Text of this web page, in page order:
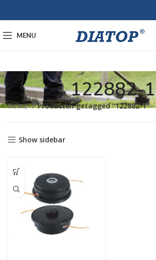
MENU
122882-1
Home Producten getagged “122882-1”
Show sidebar